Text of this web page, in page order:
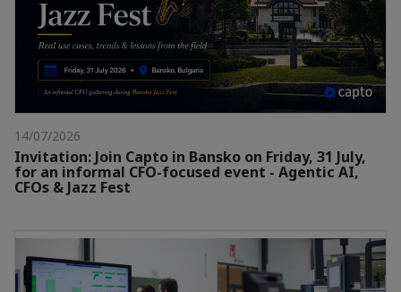
14/07/2026
Invitation: Join Capto in Bansko on Friday, 31 July,
for an informal CFO-focused event - Agentic AI,
CFOs & Jazz Fest